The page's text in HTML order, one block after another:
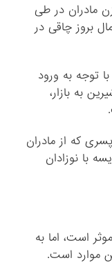
مادران در طی
بروز چاقی در
۲۰ سال اخیر با توجه به ورود
به بازار،
که از مادران
با نوزادان
است، اما به
موارد است.